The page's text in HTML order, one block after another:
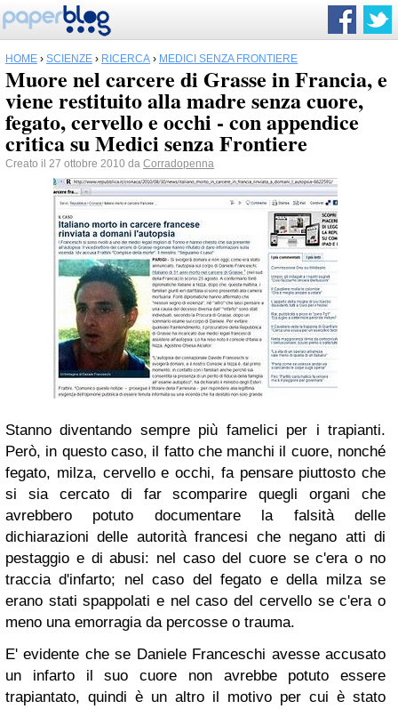
HOME › SCIENZE › RICERCA › MEDICI SENZA FRONTIERE
Muore nel carcere di Grasse in Francia, e
viene restituito alla madre senza cuore,
fegato, cervello e occhi - con appendice
critica su Medici senza Frontiere
Creato il 27 ottobre 2010 da Corradopenna
Stanno diventando sempre più famelici per i trapianti.
Però, in questo caso, il fatto che manchi il cuore, nonché
fegato, milza, cervello e occhi, fa pensare piuttosto che
si sia cercato di far scomparire quegli organi che
avrebbero potuto documentare la falsità delle
dichiarazioni delle autorità francesi che negano atti di
pestaggio e di abusi: nel caso del cuore se c'era o no
traccia d'infarto; nel caso del fegato e della milza se
erano stati spappolati e nel caso del cervello se c'era o
meno una emorragia da percosse o trauma.
E' evidente che se Daniele Franceschi avesse accusato
un infarto il suo cuore non avrebbe potuto essere
trapiantato, quindi è un altro il motivo per cui è stato